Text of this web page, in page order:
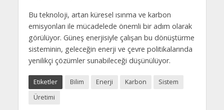
Bu teknoloji, artan küresel ısınma ve karbon
emisyonları ile mücadelede önemli bir adım olarak
görülüyor. Güneş enerjisiyle çalışan bu dönüştürme
sisteminin, geleceğin enerji ve çevre politikalarında
yenilikçi çözümler sunabileceği düşünülüyor.
Etiketler Bilim Enerji Karbon
Sistem
Üretimi